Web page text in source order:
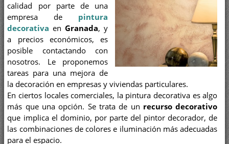
calidad por parte de una
empresa de pintura
decorativa en Granada, y
a precios económicos, es
posible contactando con
nosotros. Le proponemos
tareas para una mejora de
la decoración en empresas y viviendas particulares.
En ciertos locales comerciales, la pintura decorativa es algo
más que una opción. Se trata de un recurso decorativo
que implica el dominio, por parte del pintor decorador, de
las combinaciones de colores e iluminación más adecuadas
para el espacio.